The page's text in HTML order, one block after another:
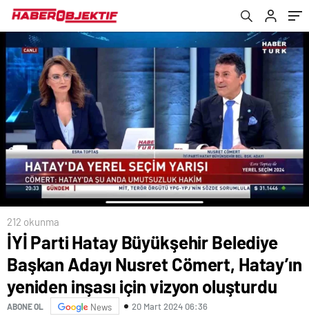
inşası için vizyon oluşturdu
212 okunma
İYİ Parti Hatay Büyükşehir Belediye
Başkan Adayı Nusret Cömert, Hatay’ın
yeniden inşası için vizyon oluşturdu
ABONE OL News 20 Mart 2024 06:36